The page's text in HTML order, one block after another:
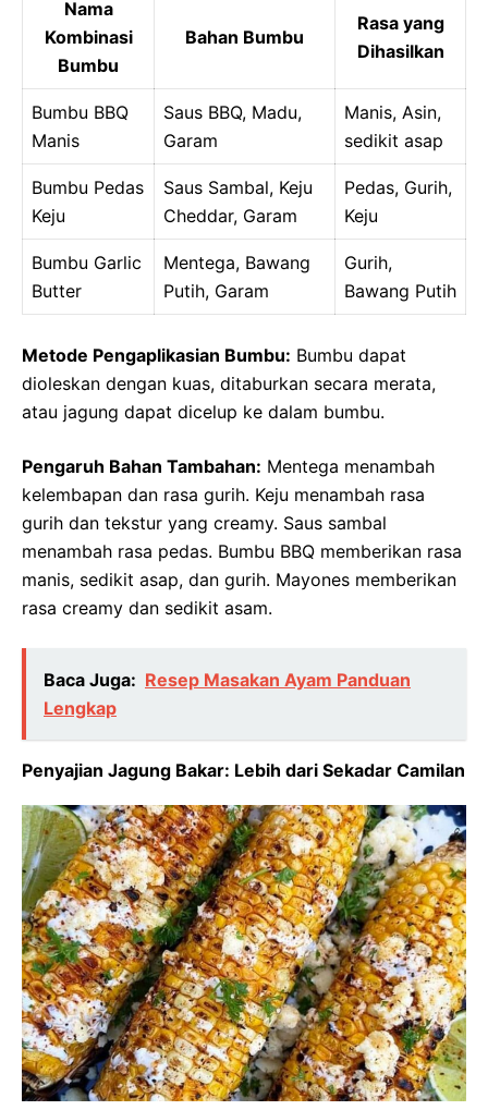
Nama
Kombinasi
Bumbu
Bahan Bumbu
Rasa yang
Dihasilkan
Bumbu BBQ
Manis
Saus BBQ, Madu,
Garam
Manis, Asin,
sedikit asap
Bumbu Pedas
Keju
Saus Sambal, Keju
Cheddar, Garam
Pedas, Gurih,
Keju
Bumbu Garlic
Butter
Mentega, Bawang
Putih, Garam
Gurih,
Bawang Putih
Metode Pengaplikasian Bumbu: Bumbu dapat
dioleskan dengan kuas, ditaburkan secara merata,
atau jagung dapat dicelup ke dalam bumbu.
Pengaruh Bahan Tambahan: Mentega menambah
kelembapan dan rasa gurih. Keju menambah rasa
gurih dan tekstur yang creamy. Saus sambal
menambah rasa pedas. Bumbu BBQ memberikan rasa
manis, sedikit asap, dan gurih. Mayones memberikan
rasa creamy dan sedikit asam.
Baca Juga: Resep Masakan Ayam Panduan
Lengkap
Penyajian Jagung Bakar: Lebih dari Sekadar Camilan